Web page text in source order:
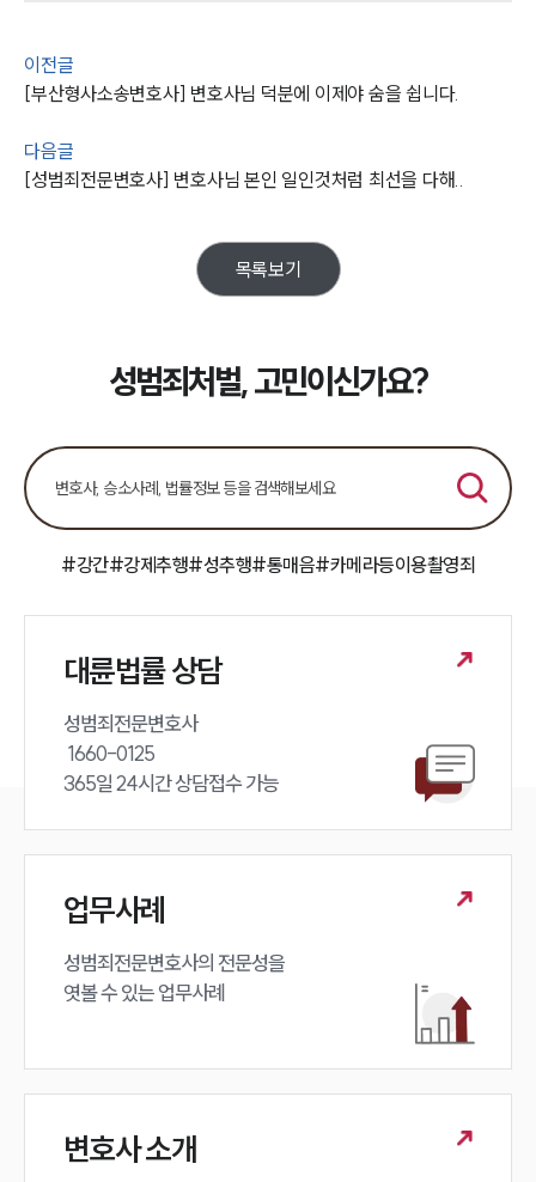
고객후기
성범죄전문변호사
소식/자료
언론보도
법률 블로그
법률서식
세미나
대륜법률상담예약
대륜법률상담예약
이전글
[부산형사소송변호사] 변호사님 덕분에 이제야 숨을 쉽니다.
다음글
[성범죄전문변호사] 변호사님 본인 일인것처럼 최선을 다해..
목록보기
성범죄처벌, 고민이신가요?
#강간#강제추행#성추행#통매음#카메라등이용촬영죄
대륜법률 상담
성범죄전문변호사
365일 24시간 상담접수 가능
업무사례
성범죄전문변호사의 전문성을
엿볼 수 있는 업무사례
변호사 소개